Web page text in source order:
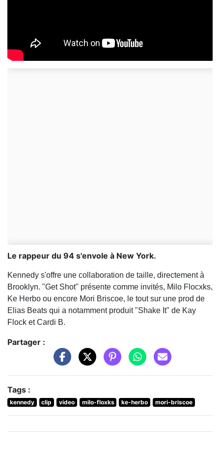
Le rappeur du 94 s'envole à New York.
Kennedy s'offre une collaboration de taille, directement à
Brooklyn. "Get Shot" présente comme invités, Milo Flocxks,
Ke Herbo ou encore Mori Briscoe, le tout sur une prod de
Elias Beats qui a notamment produit "Shake It" de Kay
Flock et Cardi B.
Partager :
Tags :
kennedy clip video milo-floxks ke-herbo mori-briscoe